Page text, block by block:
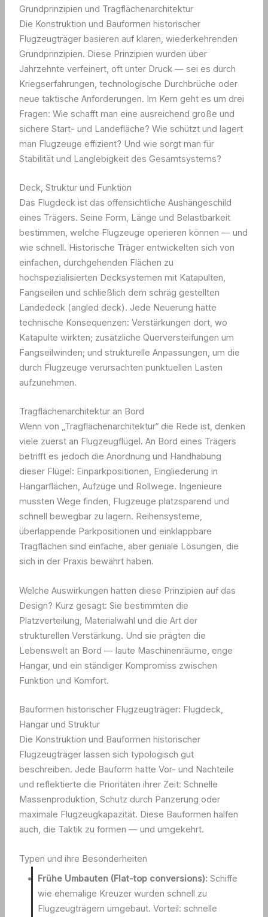
Grundprinzipien und Tragflächenarchitektur
Die Konstruktion und Bauformen historischer
Flugzeugträger basieren auf klaren, wiederkehrenden
Grundprinzipien. Diese Prinzipien wurden über
Jahrzehnte verfeinert, oft unter Druck — sei es durch
Kriegserfahrungen, technologische Durchbrüche oder
neue taktische Anforderungen. Im Kern geht es um drei
Fragen: Wie schafft man eine ausreichend große und
sichere Start- und Landefläche? Wie schützt und lagert
man Flugzeuge effizient? Und wie sorgt man für
Stabilität und Langlebigkeit des Gesamtsystems?
Deck, Struktur und Funktion
Das Flugdeck ist das offensichtliche Aushängeschild
eines Trägers. Seine Form, Länge und Belastbarkeit
bestimmen, welche Flugzeuge operieren können — und
wie schnell. Historische Träger entwickelten sich von
einfachen, durchgehenden Flächen zu
hochspezialisierten Decksystemen mit Katapulten,
Fangseilen und schließlich dem schräg gestellten
Landedeck (angled deck). Jede Neuerung hatte
technische Konsequenzen: Verstärkungen dort, wo
Katapulte wirkten; zusätzliche Querversteifungen um
Fangseilwinden; und strukturelle Anpassungen, um die
durch Flugzeuge verursachten punktuellen Lasten
aufzunehmen.
Tragflächenarchitektur an Bord
Wenn von „Tragflächenarchitektur“ die Rede ist, denken
viele zuerst an Flugzeugflügel. An Bord eines Trägers
betrifft es jedoch die Anordnung und Handhabung
dieser Flügel: Einparkpositionen, Eingliederung in
Hangarflächen, Aufzüge und Rollwege. Ingenieure
mussten Wege finden, Flugzeuge platzsparend und
schnell bewegbar zu lagern. Reihensysteme,
überlappende Parkpositionen und einklappbare
Tragflächen sind einfache, aber geniale Lösungen, die
sich in der Praxis bewährt haben.
Welche Auswirkungen hatten diese Prinzipien auf das
Design? Kurz gesagt: Sie bestimmten die
Platzverteilung, Materialwahl und die Art der
strukturellen Verstärkung. Und sie prägten die
Lebenswelt an Bord — laute Maschinenräume, enge
Hangar, und ein ständiger Kompromiss zwischen
Funktion und Komfort.
Bauformen historischer Flugzeugträger: Flugdeck,
Hangar und Struktur
Die Konstruktion und Bauformen historischer
Flugzeugträger lassen sich typologisch gut
beschreiben. Jede Bauform hatte Vor- und Nachteile
und reflektierte die Prioritäten ihrer Zeit: Schnelle
Massenproduktion, Schutz durch Panzerung oder
maximale Flugzeugkapazität. Diese Bauformen halfen
auch, die Taktik zu formen — und umgekehrt.
Typen und ihre Besonderheiten
Frühe Umbauten (Flat-top conversions): Schiffe
wie ehemalige Kreuzer wurden schnell zu
Flugzeugträgern umgebaut. Vorteil: schnelle